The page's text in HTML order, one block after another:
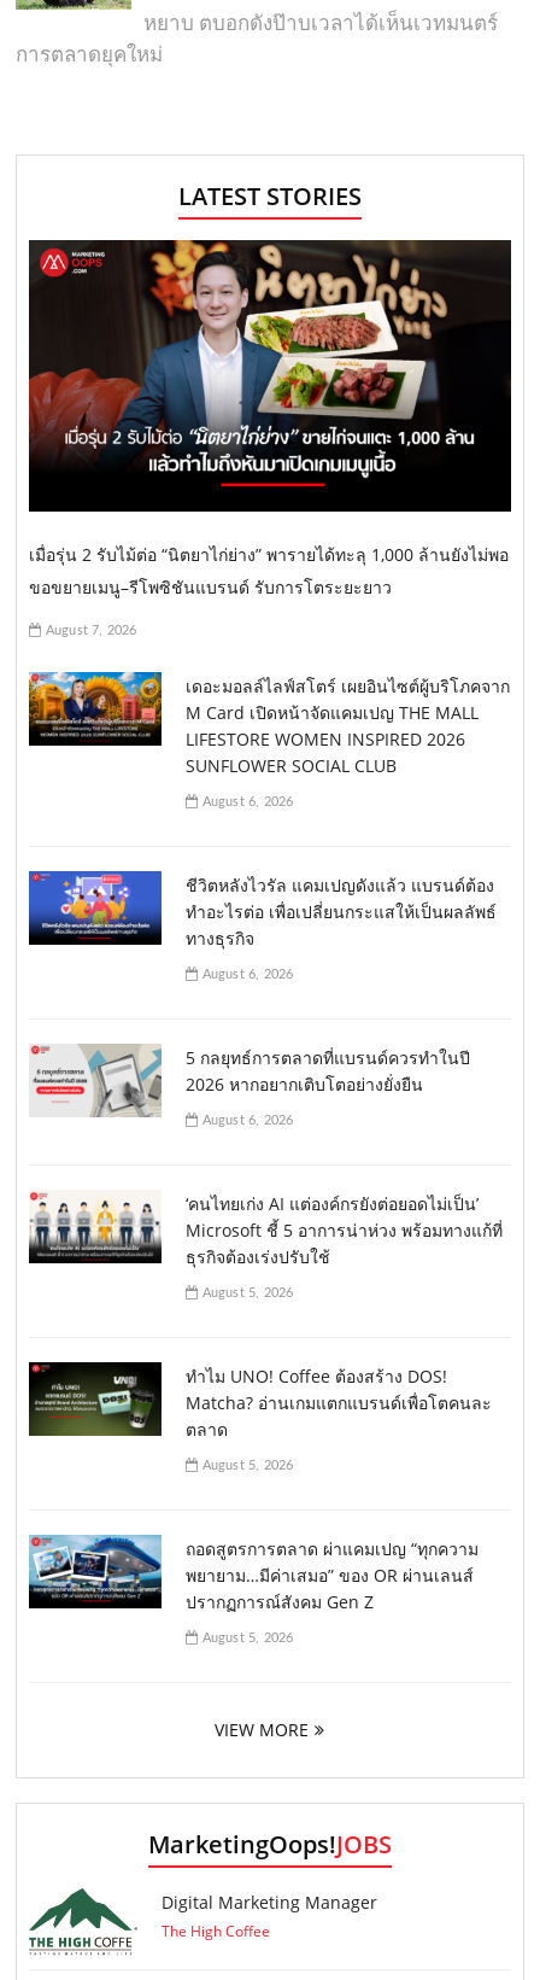
หยาบ ตบอกดังป๊าบเวลาได้เห็นเวทมนตร์
การตลาดยุคใหม่
LATEST STORIES
เมื่อรุ่น 2 รับไม้ต่อ “นิตยาไก่ย่าง” พารายได้ทะลุ 1,000 ล้านยังไม่พอ
ขอขยายเมนู–รีโพซิชันแบรนด์ รับการโตระยะยาว
August 7, 2026
เดอะมอลล์ไลฟ์สโตร์ เผยอินไซต์ผู้บริโภคจาก
M Card เปิดหน้าจัดแคมเปญ THE MALL
LIFESTORE WOMEN INSPIRED 2026
SUNFLOWER SOCIAL CLUB
August 6, 2026
ชีวิตหลังไวรัล แคมเปญดังแล้ว แบรนด์ต้อง
ทำอะไรต่อ เพื่อเปลี่ยนกระแสให้เป็นผลลัพธ์
ทางธุรกิจ
August 6, 2026
5 กลยุทธ์การตลาดที่แบรนด์ควรทำในปี
2026 หากอยากเติบโตอย่างยั่งยืน
August 6, 2026
‘คนไทยเก่ง AI แต่องค์กรยังต่อยอดไม่เป็น’
Microsoft ชี้ 5 อาการน่าห่วง พร้อมทางแก้ที่
ธุรกิจต้องเร่งปรับใช้
August 5, 2026
ทำไม UNO! Coffee ต้องสร้าง DOS!
Matcha? อ่านเกมแตกแบรนด์เพื่อโตคนละ
ตลาด
August 5, 2026
ถอดสูตรการตลาด ผ่าแคมเปญ “ทุกความ
พยายาม…มีค่าเสมอ” ของ OR ผ่านเลนส์
ปรากฏการณ์สังคม Gen Z
August 5, 2026
VIEW MORE
MarketingOops!JOBS
Digital Marketing Manager
The High Coffee